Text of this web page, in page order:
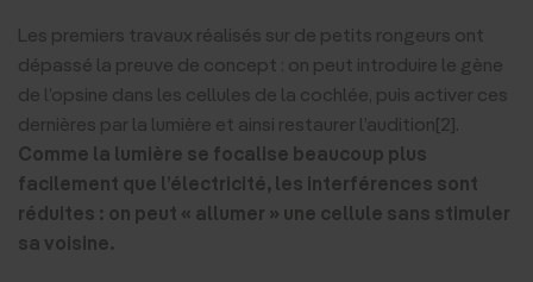
Les premiers travaux réalisés sur de petits rongeurs ont
dépassé la preuve de concept : on peut introduire le gène
de l’opsine dans les cellules de la cochlée, puis activer ces
dernières par la lumière et ainsi restaurer l’audition[2].
Comme la lumière se focalise beaucoup plus
facilement que l’électricité, les interférences sont
réduites : on peut « allumer » une cellule sans stimuler
sa voisine.